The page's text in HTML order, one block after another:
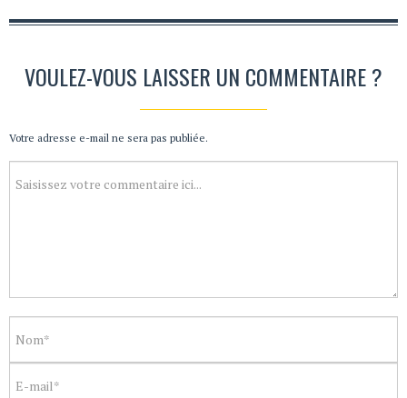
VOULEZ-VOUS LAISSER UN COMMENTAIRE ?
Votre adresse e-mail ne sera pas publiée.